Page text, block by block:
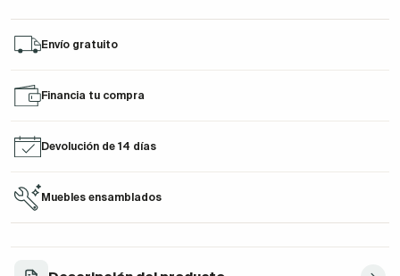
Envío gratuito
Financia tu compra
Devolución de 14 días
Muebles ensamblados